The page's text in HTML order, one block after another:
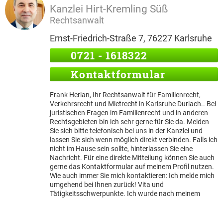
Kanzlei Hirt-Kremling Süß
Rechtsanwalt
Ernst-Friedrich-Straße 7, 76227 Karlsruhe
0721 - 1618322
Kontaktformular
Frank Herlan, Ihr Rechtsanwalt für Familienrecht,
Verkehrsrecht und Mietrecht in Karlsruhe Durlach.. Bei
juristischen Fragen im Familienrecht und in anderen
Rechtsgebieten bin ich sehr gerne für Sie da. Melden
Sie sich bitte telefonisch bei uns in der Kanzlei und
lassen Sie sich wenn möglich direkt verbinden. Falls ich
nicht im Hause sein sollte, hinterlassen Sie eine
Nachricht. Für eine direkte Mitteilung können Sie auch
gerne das Kontaktformular auf meinem Profil nutzen.
Wie auch immer Sie mich kontaktieren: Ich melde mich
umgehend bei Ihnen zurück! Vita und
Tätigkeitsschwerpunkte. Ich wurde nach meinem